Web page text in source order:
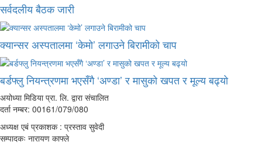
सर्वदलीय बैठक जारी
क्यान्सर अस्पतालमा ‘केमो’ लगाउने बिरामीको चाप
बर्डफ्लु नियन्त्रणमा भएसँगै ‘अण्डा’ र मासुको खपत र मूल्य बढ्यो
अयोध्या मिडिया प्रा. लि. द्वारा संचालित
दर्ता नम्बर: 00161/079/080
अध्यक्ष एबं प्रकाशक : प्रस्ताव सुवेदी
सम्पादकः नारायण काफ्ले